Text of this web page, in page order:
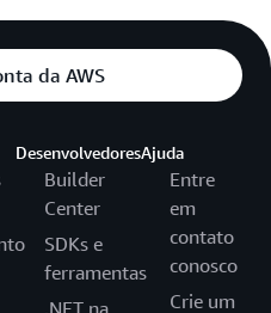
da AWS
Desenvolvedores
Builder
Center
SDKs e
ferramentas
Ajuda
Entre
em
contato
conosco
Crie um